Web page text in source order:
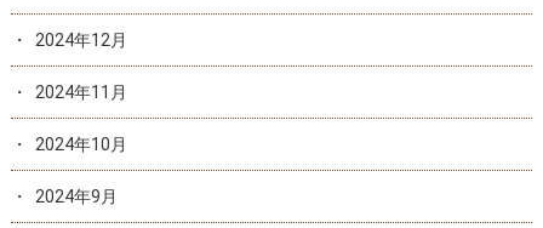
2024年12月
2024年11月
2024年10月
2024年9月